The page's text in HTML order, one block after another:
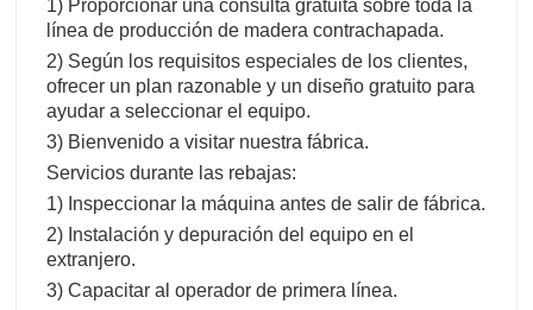
1) Proporcionar una consulta gratuita sobre toda la
línea de producción de madera contrachapada.
2) Según los requisitos especiales de los clientes,
ofrecer un plan razonable y un diseño gratuito para
ayudar a seleccionar el equipo.
3) Bienvenido a visitar nuestra fábrica.
Servicios durante las rebajas:
1) Inspeccionar la máquina antes de salir de fábrica.
2) Instalación y depuración del equipo en el
extranjero.
3) Capacitar al operador de primera línea.